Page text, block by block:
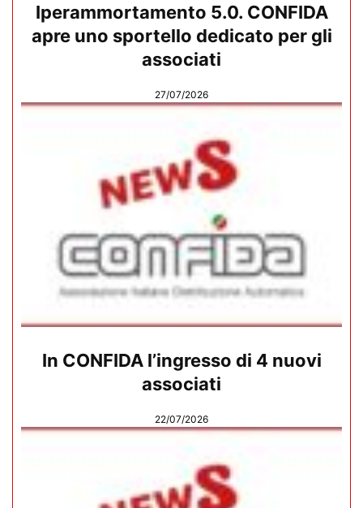
Iperammortamento 5.0. CONFIDA
apre uno sportello dedicato per gli
associati
27/07/2026
In CONFIDA l’ingresso di 4 nuovi
associati
22/07/2026